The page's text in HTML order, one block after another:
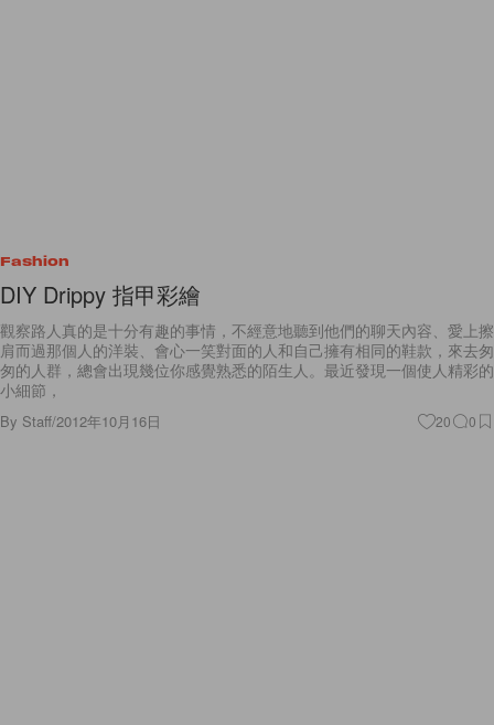
Fashion
DIY Drippy 指甲彩繪
觀察路人真的是十分有趣的事情，不經意地聽到他們的聊天內容、愛上擦
肩而過那個人的洋裝、會心一笑對面的人和自己擁有相同的鞋款，來去匆
匆的人群，總會出現幾位你感覺熟悉的陌生人。最近發現一個使人精彩的
小細節，
By Staff/2012年10月16日 20 0